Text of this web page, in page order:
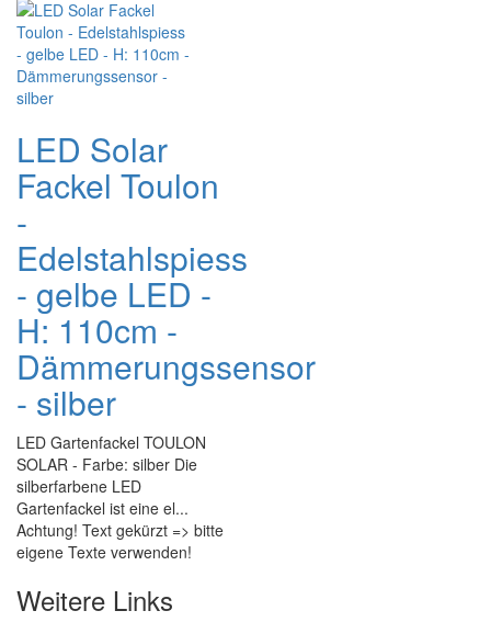
LED Solar
Fackel Toulon
-
Edelstahlspiess
- gelbe LED -
H: 110cm -
Dämmerungssensor
- silber
LED Gartenfackel TOULON
SOLAR - Farbe: silber Die
silberfarbene LED
Gartenfackel ist eine el...
Achtung! Text gekürzt => bitte
eigene Texte verwenden!
Weitere Links